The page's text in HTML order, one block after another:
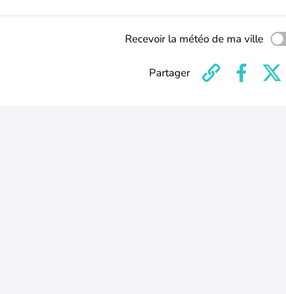
Recevoir la météo de ma ville
Partager